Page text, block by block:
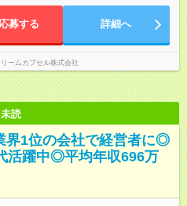
応募する 詳細へ
リームカプセル株式会社
未読
界1位の会社で経営者に◎
活躍中◎平均年収696万